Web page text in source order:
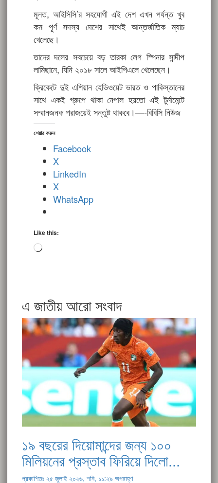
মূলত, আইসিসি’র সহযোগী এই দেশ এখন পর্যন্ত খুব
কম পূর্ণ সদস্য দেশের সাথেই আন্তর্জাতিক ম্যাচ
খেলেছে।
তাদের দলের সবচেয়ে বড় তারকা লেগ স্পিনার সান্দীপ
লামিছানে, যিনি ২০১৮ সালে আইপিএলে খেলেছেন।
ক্রিকেটে দুই এশিয়ান হেভিওয়েট ভারত ও পাকিস্তানের
সাথে একই গ্রুপে থাকা নেপাল হয়তো এই টুর্নামেন্টে
সম্মানজনক পরাজয়েই সন্তুষ্ট থাকবে।—-বিবিসি নিউজ
শেয়ার করুন
Facebook
X
LinkedIn
X
WhatsApp
Like this:
Loading…
এ জাতীয় আরো সংবাদ
১৯ বছরের দিয়োমান্দের জন্য ১০০
মিলিয়নের প্রস্তাব ফিরিয়ে দিলো...
প্রকাশিতঃ ২৫ জুলাই ২০২৬, শনি, ১১:২৯ অপরাহ্ণ